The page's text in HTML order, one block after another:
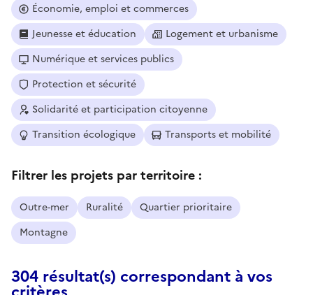
Économie, emploi et commerces
Jeunesse et éducation
Logement et urbanisme
Numérique et services publics
Protection et sécurité
Solidarité et participation citoyenne
Transition écologique
Transports et mobilité
Filtrer les projets par territoire :
Outre-mer Ruralité
Quartier prioritaire
Montagne
304 résultat(s) correspondant à vos